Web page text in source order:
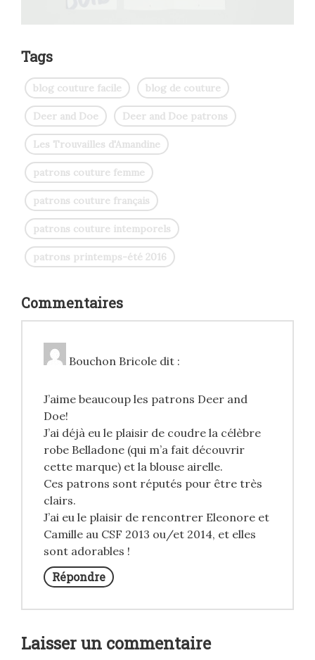
Tags
blog couture facile blog de couture
Deer and Doe Deer and Doe patrons
Les Trouvailles d'Amandine
patrons couture femme
patrons couture français
patrons couture intemporels
patrons printemps-été 2016
Commentaires
Bouchon Bricole dit :
J’aime beaucoup les patrons Deer and
Doe!
J’ai déjà eu le plaisir de coudre la célèbre
robe Belladone (qui m’a fait découvrir
cette marque) et la blouse airelle.
Ces patrons sont réputés pour être très
clairs.
J’ai eu le plaisir de rencontrer Eleonore et
Camille au CSF 2013 ou/et 2014, et elles
sont adorables !
Répondre
Laisser un commentaire